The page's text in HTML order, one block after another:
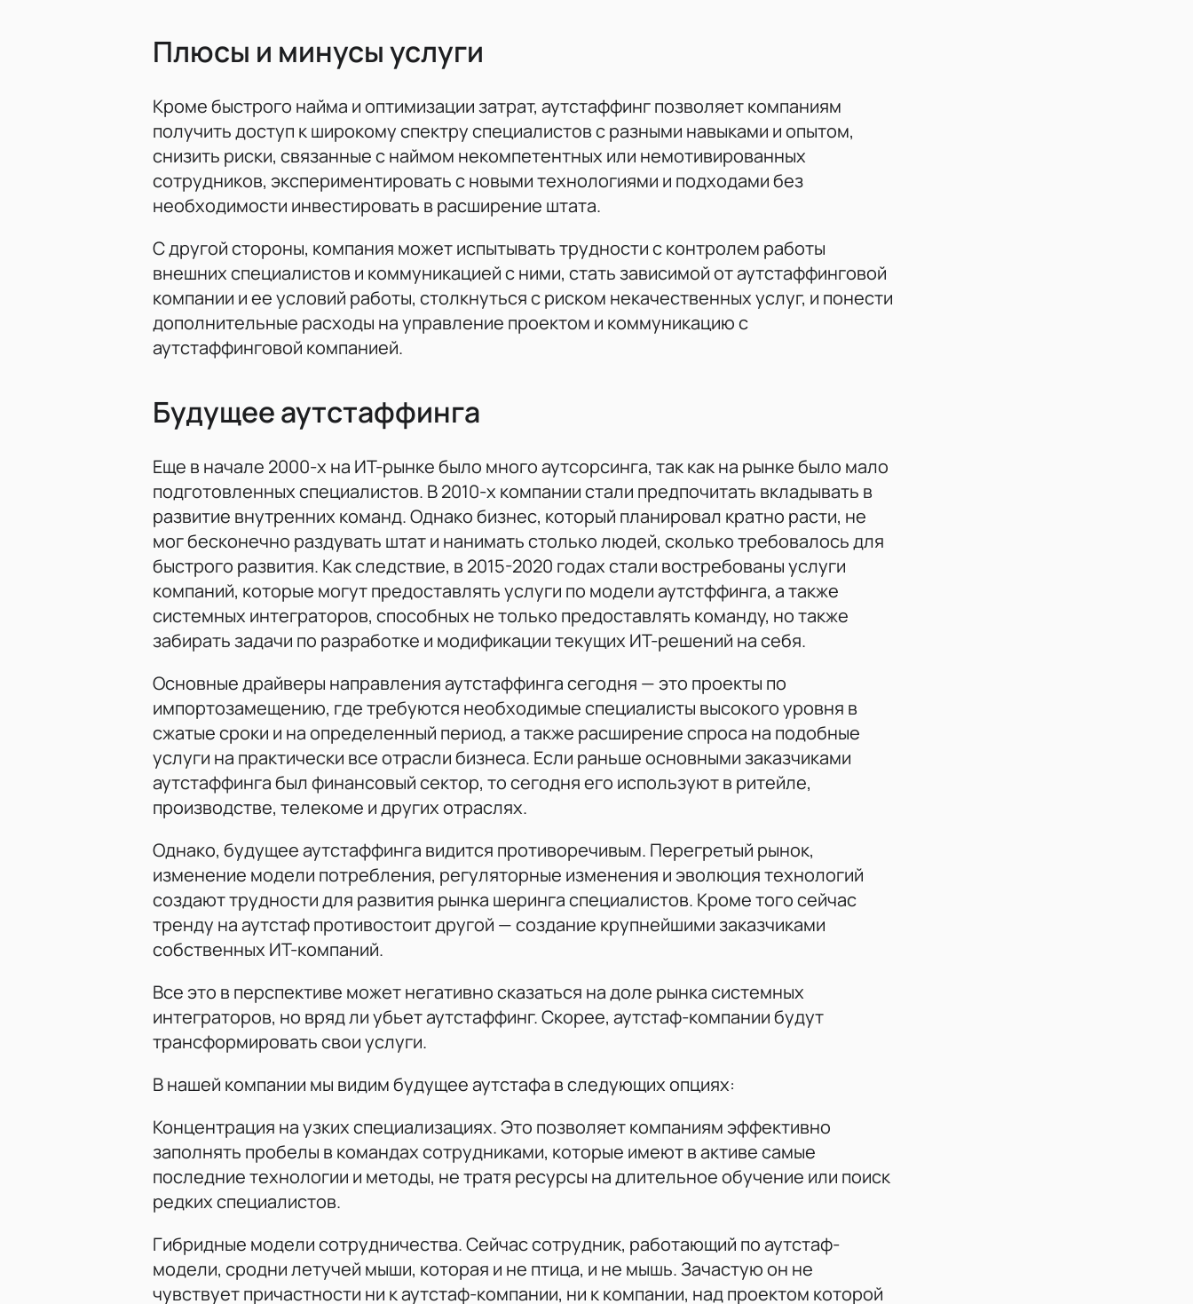
Плюсы и минусы услуги
Кроме быстрого найма и оптимизации затрат, аутстаффинг позволяет компаниям
получить доступ к широкому спектру специалистов с разными навыками и опытом,
снизить риски, связанные с наймом некомпетентных или немотивированных
сотрудников, экспериментировать с новыми технологиями и подходами без
необходимости инвестировать в расширение штата.
С другой стороны, компания может испытывать трудности с контролем работы
внешних специалистов и коммуникацией с ними, стать зависимой от аутстаффинговой
компании и ее условий работы, столкнуться с риском некачественных услуг, и понести
дополнительные расходы на управление проектом и коммуникацию с
аутстаффинговой компанией.
Будущее аутстаффинга
Еще в начале 2000-х на ИТ-рынке было много аутсорсинга, так как на рынке было мало
подготовленных специалистов. В 2010-х компании стали предпочитать вкладывать в
развитие внутренних команд. Однако бизнес, который планировал кратно расти, не
мог бесконечно раздувать штат и нанимать столько людей, сколько требовалось для
быстрого развития. Как следствие, в 2015-2020 годах стали востребованы услуги
компаний, которые могут предоставлять услуги по модели аутстффинга, а также
системных интеграторов, способных не только предоставлять команду, но также
забирать задачи по разработке и модификации текущих ИТ-решений на себя.
Основные драйверы направления аутстаффинга сегодня — это проекты по
импортозамещению, где требуются необходимые специалисты высокого уровня в
сжатые сроки и на определенный период, а также расширение спроса на подобные
услуги на практически все отрасли бизнеса. Если раньше основными заказчиками
аутстаффинга был финансовый сектор, то сегодня его используют в ритейле,
производстве, телекоме и других отраслях.
Однако, будущее аутстаффинга видится противоречивым. Перегретый рынок,
изменение модели потребления, регуляторные изменения и эволюция технологий
создают трудности для развития рынка шеринга специалистов. Кроме того сейчас
тренду на аутстаф противостоит другой — создание крупнейшими заказчиками
собственных ИТ-компаний.
Все это в перспективе может негативно сказаться на доле рынка системных
интеграторов, но вряд ли убьет аутстаффинг. Скорее, аутстаф-компании будут
трансформировать свои услуги.
В нашей компании мы видим будущее аутстафа в следующих опциях:
Концентрация на узких специализациях. Это позволяет компаниям эффективно
заполнять пробелы в командах сотрудниками, которые имеют в активе самые
последние технологии и методы, не тратя ресурсы на длительное обучение или поиск
редких специалистов.
Гибридные модели сотрудничества. Сейчас сотрудник, работающий по аутстаф-
модели, сродни летучей мыши, которая и не птица, и не мышь. Зачастую он не
чувствует причастности ни к аутстаф-компании, ни к компании, над проектом которой